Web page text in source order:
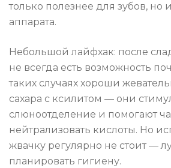
только полезнее для зубов, но
аппарата.
Небольшой лайфхак: после
не всегда есть возможность
таких случаях хороши
сахара с ксилитом — они
слюноотделение и помогают
нейтрализовать кислоты. Но
жвачку регулярно не стоит —
планировать гигиену.